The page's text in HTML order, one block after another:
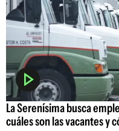
La Serenísima busca
cuáles son las vacantes y